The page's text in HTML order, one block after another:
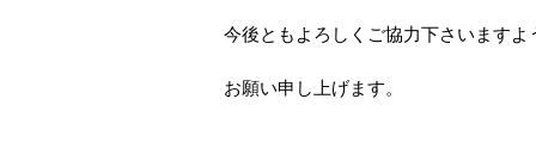
今後ともよろしくご協力下さいますよ
お願い申し上げます。